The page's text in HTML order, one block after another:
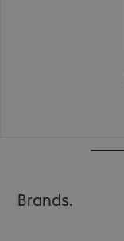
Brands.